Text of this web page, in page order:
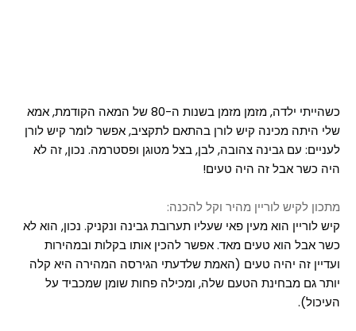
כשהייתי ילדה, מזמן מזמן בשנות ה-80 של המאה הקודמת, אמא
שלי היתה מכינה קיש לורן בהתאם לתקציב, אפשר לומר קיש לורן
לעניים: עם גבינה צהובה, לבן, בצל מטוגן ופסטרמה. נכון, זה לא
היה כשר אבל זה היה טעים!
מתכון לקיש לוריין מהיר וקל להכנה:
קיש לוריין הוא מעין פאי שעליו תערובת גבינה ונקניק. נכון, הוא לא
כשר אבל הוא טעים מאד. אפשר להכין אותו בקלות ובמהירות
ועדיין זה יהיה טעים (האמת שלדעתי הגירסה המהירה היא קלה
יותר גם מבחינת הטעם שלה, ומכילה פחות שומן שמכביד על
העיכול).